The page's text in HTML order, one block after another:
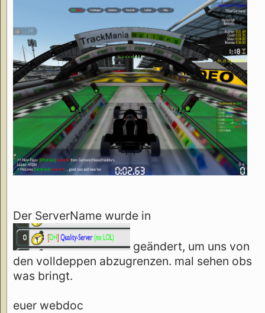
Der ServerName wurde in
geändert, um uns von
den volldeppen abzugrenzen. mal sehen obs
was bringt.
euer webdoc